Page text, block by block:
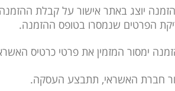
יוצג באתר אישור על קבלת
הפרטים שנמסרו בטופס ההזמנה.